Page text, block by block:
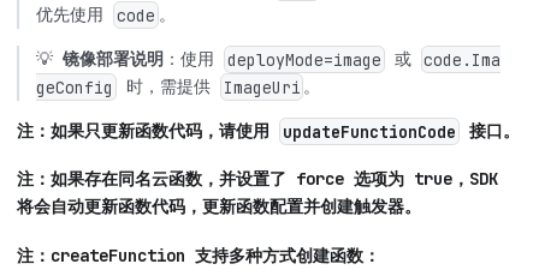
优先使用
code 。
💡 镜像部署说明 ：使用 deployMode=image 或 code.Ima
geConfig
时，需提供 ImageUri 。
注：如果只更新函数代码，请使用 updateFunctionCode 接口。
注：如果存在同名云函数，并设置了 force 选项为 true，SDK
将会自动更新函数代码，更新函数配置并创建触发器。
注：createFunction 支持多种方式创建函数：